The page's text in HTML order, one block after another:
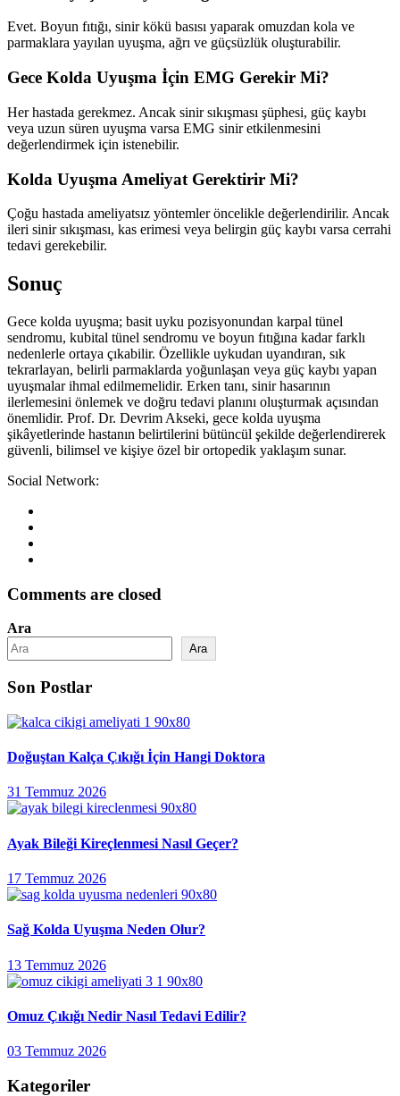
Evet. Boyun fıtığı, sinir kökü basısı yaparak omuzdan kola ve
parmaklara yayılan uyuşma, ağrı ve güçsüzlük oluşturabilir.
Gece Kolda Uyuşma İçin EMG Gerekir Mi?
Her hastada gerekmez. Ancak sinir sıkışması şüphesi, güç kaybı
veya uzun süren uyuşma varsa EMG sinir etkilenmesini
değerlendirmek için istenebilir.
Kolda Uyuşma Ameliyat Gerektirir Mi?
Çoğu hastada ameliyatsız yöntemler öncelikle değerlendirilir. Ancak
ileri sinir sıkışması, kas erimesi veya belirgin güç kaybı varsa cerrahi
tedavi gerekebilir.
Sonuç
Gece kolda uyuşma; basit uyku pozisyonundan karpal tünel
sendromu, kubital tünel sendromu ve boyun fıtığına kadar farklı
nedenlerle ortaya çıkabilir. Özellikle uykudan uyandıran, sık
tekrarlayan, belirli parmaklarda yoğunlaşan veya güç kaybı yapan
uyuşmalar ihmal edilmemelidir. Erken tanı, sinir hasarının
ilerlemesini önlemek ve doğru tedavi planını oluşturmak açısından
önemlidir. Prof. Dr. Devrim Akseki, gece kolda uyuşma
şikâyetlerinde hastanın belirtilerini bütüncül şekilde değerlendirerek
güvenli, bilimsel ve kişiye özel bir ortopedik yaklaşım sunar.
Social Network:
Comments are closed
Ara
Ara
Son Postlar
Doğuştan Kalça Çıkığı İçin Hangi Doktora
31 Temmuz 2026
Ayak Bileği Kireçlenmesi Nasıl Geçer?
17 Temmuz 2026
Sağ Kolda Uyuşma Neden Olur?
13 Temmuz 2026
Omuz Çıkığı Nedir Nasıl Tedavi Edilir?
03 Temmuz 2026
Kategoriler